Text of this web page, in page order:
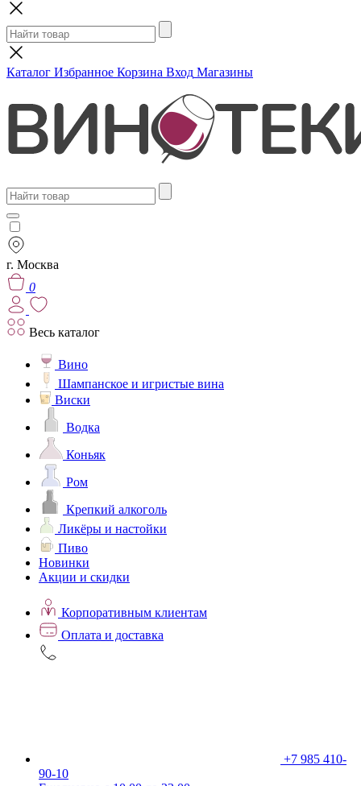
Каталог Избранное Корзина Вход Магазины
г. Москва
0
Весь каталог
Вино
Шампанское и игристые вина
Виски
Водка
Коньяк
Ром
Крепкий алкоголь
Ликёры и настойки
Пиво
Новинки
Акции и скидки
Корпоративным клиентам
Оплата и доставка
+7 985 410-
90-10